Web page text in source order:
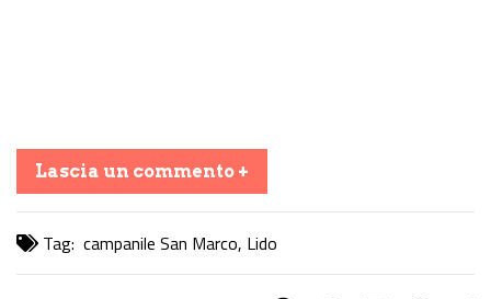
Lascia un commento +
Tag: campanile San Marco, Lido